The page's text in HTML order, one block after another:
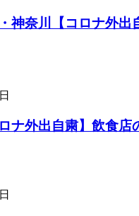
神奈川【コロナ外出
ナ外出自粛】飲食店